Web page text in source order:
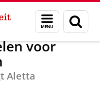
Menu
en
zoeken
Nieuwsberichten
voor
Aletta